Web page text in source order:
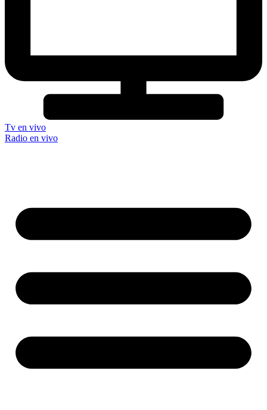
Tv en vivo
Radio en vivo